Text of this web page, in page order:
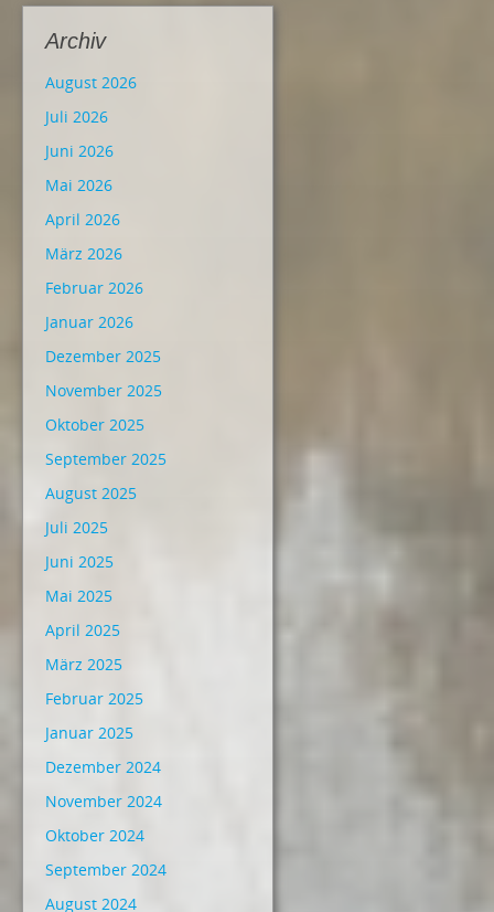
Archiv
August 2026
Juli 2026
Juni 2026
Mai 2026
April 2026
März 2026
Februar 2026
Januar 2026
Dezember 2025
November 2025
Oktober 2025
September 2025
August 2025
Juli 2025
Juni 2025
Mai 2025
April 2025
März 2025
Februar 2025
Januar 2025
Dezember 2024
November 2024
Oktober 2024
September 2024
August 2024